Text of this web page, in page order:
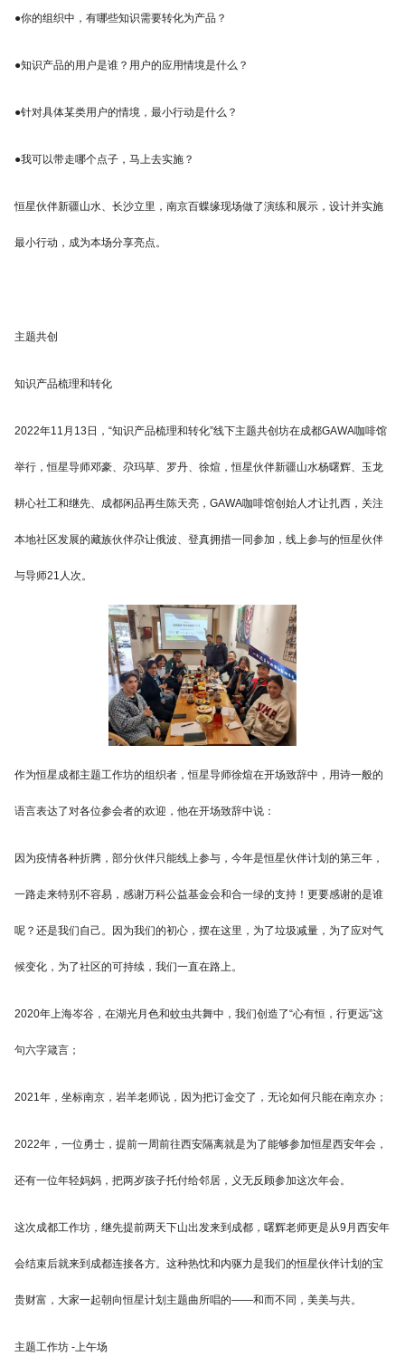
●你的组织中，有哪些知识需要转化为产品？
●知识产品的用户是谁？用户的应用情境是什么？
●针对具体某类用户的情境，最小行动是什么？
●我可以带走哪个点子，马上去实施？
恒星伙伴新疆山水、长沙立里，南京百蝶缘现场做了演练和展示，设计并实施
最小行动，成为本场分享亮点。
主题共创
知识产品梳理和转化
2022年11月13日，“知识产品梳理和转化”线下主题共创坊在成都GAWA咖啡馆
举行，恒星导师邓豪、尕玛草、罗丹、徐煊，恒星伙伴新疆山水杨曙辉、玉龙
耕心社工和继先、成都闲品再生陈天亮，GAWA咖啡馆创始人才让扎西，关注
本地社区发展的藏族伙伴尕让俄波、登真拥措一同参加，线上参与的恒星伙伴
与导师21人次。
作为恒星成都主题工作坊的组织者，恒星导师徐煊在开场致辞中，用诗一般的
语言表达了对各位参会者的欢迎，他在开场致辞中说：
因为疫情各种折腾，部分伙伴只能线上参与，今年是恒星伙伴计划的第三年，
一路走来特别不容易，感谢万科公益基金会和合一绿的支持！更要感谢的是谁
呢？还是我们自己。因为我们的初心，摆在这里，为了垃圾减量，为了应对气
候变化，为了社区的可持续，我们一直在路上。
2020年上海岑谷，在湖光月色和蚊虫共舞中，我们创造了“心有恒，行更远”这
句六字箴言；
2021年，坐标南京，岩羊老师说，因为把订金交了，无论如何只能在南京办；
2022年，一位勇士，提前一周前往西安隔离就是为了能够参加恒星西安年会，
还有一位年轻妈妈，把两岁孩子托付给邻居，义无反顾参加这次年会。
这次成都工作坊，继先提前两天下山出发来到成都，曙辉老师更是从9月西安年
会结束后就来到成都连接各方。这种热忱和内驱力是我们的恒星伙伴计划的宝
贵财富，大家一起朝向恒星计划主题曲所唱的——和而不同，美美与共。
主题工作坊 -上午场